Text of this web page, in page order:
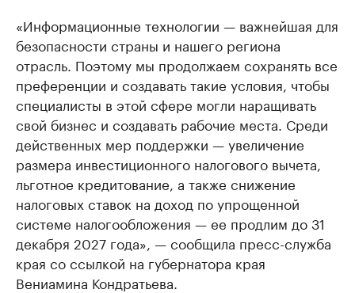
«Информационные технологии — важнейшая для
безопасности страны и нашего региона
отрасль. Поэтому мы продолжаем сохранять все
преференции и создавать такие условия, чтобы
специалисты в этой сфере могли наращивать
свой бизнес и создавать рабочие места. Среди
действенных мер поддержки — увеличение
размера инвестиционного налогового вычета,
льготное кредитование, а также снижение
налоговых ставок на доход по упрощенной
системе налогообложения — ее продлим до 31
декабря 2027 года», — сообщила пресс-служба
края со ссылкой на губернатора края
Вениамина Кондратьева.